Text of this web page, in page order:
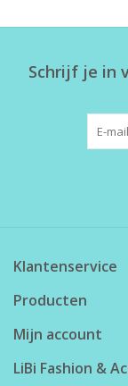
Home deco
SALE
Schrijf je in
Klantenservice
Producten
Mijn account
LiBi Fashion &